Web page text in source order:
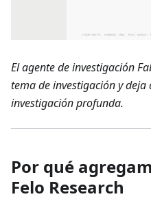
El agente de investigación
tema de investigación y deja
investigación profunda.
Por qué
Felo Research